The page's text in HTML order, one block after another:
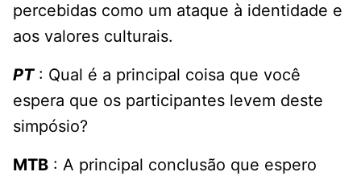
percebidas como um ataque à identidade e
aos valores culturais.
PT: Qual é a principal coisa que você
espera que os participantes levem deste
simpósio?
MTB : A principal conclusão que espero